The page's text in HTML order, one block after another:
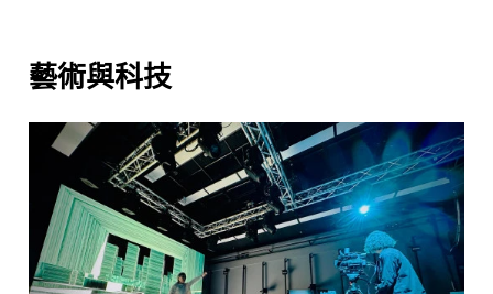
藝術與科技